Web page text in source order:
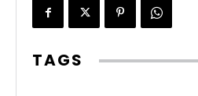
TAGS